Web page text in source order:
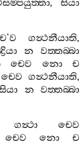
,සියා
’ව ගන්‍ථනීයාති,
න
වත‍්තබ‍්බා
චෙව නො
ච
චෙව ගන්‍ථනීයාති,
න
වත‍්තබ‍්බා
ගන්‍ථා
චෙව
චෙව නො
ච